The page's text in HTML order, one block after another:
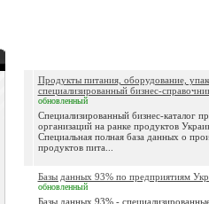
Продукты питания, оборудование,
специализированный бизнес-
обновленный
Специализированный бизнес-каталог
организаций на ранке продуктов
Специальная полная база данных о
продуктов пита...
Базы данных 93% по предприятиям
обновленный
Базы данных 93% -